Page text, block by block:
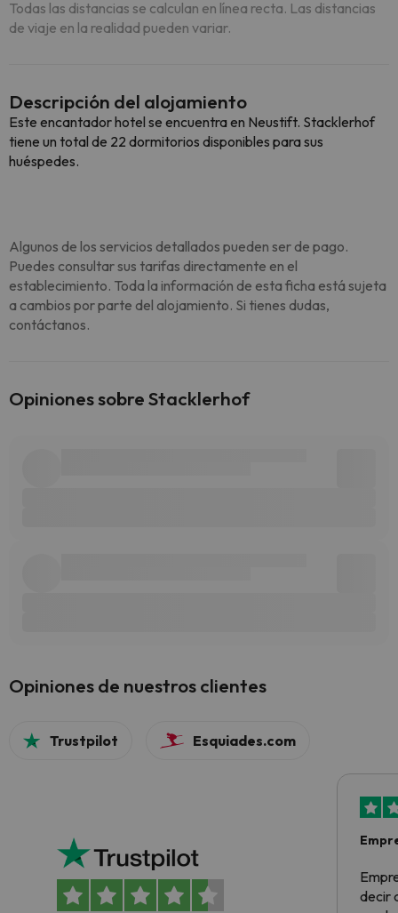
Todas las distancias se calculan en línea recta. Las distancias
de viaje en la realidad pueden variar.
Descripción del alojamiento
Este encantador hotel se encuentra en Neustift. Stacklerhof
tiene un total de 22 dormitorios disponibles para sus
huéspedes.
Algunos de los servicios detallados pueden ser de pago.
Puedes consultar sus tarifas directamente en el
establecimiento. Toda la información de esta ficha está sujeta
a cambios por parte del alojamiento. Si tienes dudas,
contáctanos.
Opiniones sobre Stacklerhof
Opiniones de nuestros clientes
Trustpilot Esquiades.com
decir